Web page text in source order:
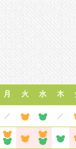
月 火 水 木
／ ／